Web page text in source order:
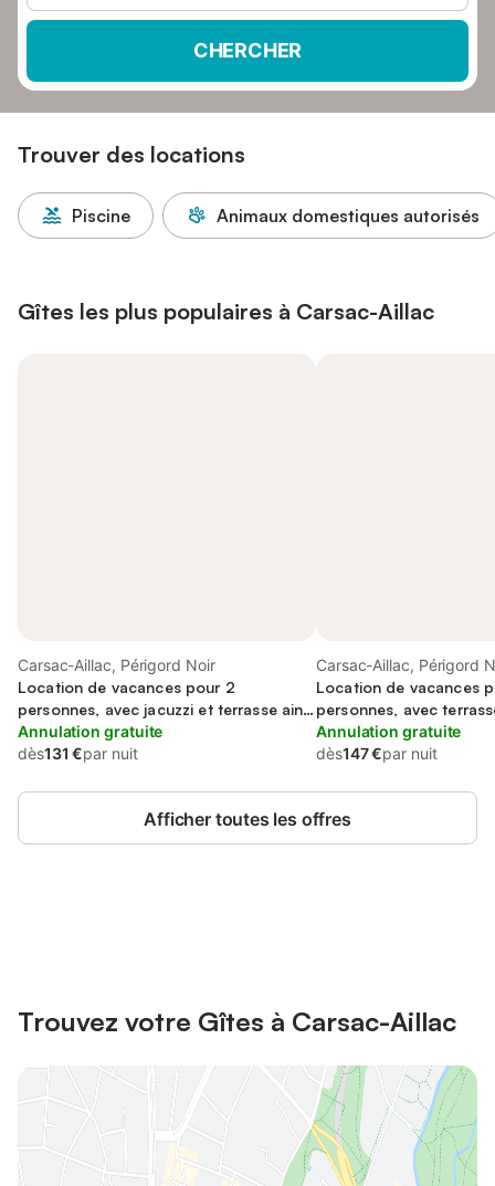
CHERCHER
Trouver des locations
Piscine Animaux domestiques autorisés
Gîtes les plus populaires à Carsac-Aillac
Carsac-Aillac, Périgord Noir
Location de vacances pour 2
personnes, avec jacuzzi et terrasse ainsi
que piscine et jardin
Annulation gratuite
dès131 €par nuit
Carsac-Aillac, Périgord
Location de vacances
personnes, avec
Annulation gratuite
dès147 €par nuit
Afficher toutes les offres
Trouvez votre Gîtes à Carsac-Aillac